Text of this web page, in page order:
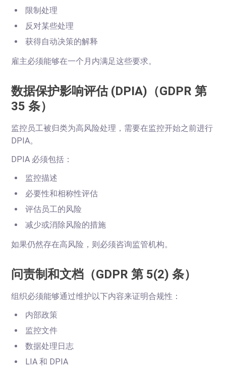
限制处理
反对某些处理
获得自动决策的解释
雇主必须能够在一个月内满足这些要求。
数据保护影响评估 (DPIA)（GDPR 第
35 条）
监控员工被归类为高风险处理，需要在监控开始之前进行
DPIA。
DPIA 必须包括：
监控描述
必要性和相称性评估
评估员工的风险
减少或消除风险的措施
如果仍然存在高风险，则必须咨询监管机构。
问责制和文档（GDPR 第 5(2) 条）
组织必须能够通过维护以下内容来证明合规性：
内部政策
监控文件
数据处理日志
LIA 和 DPIA